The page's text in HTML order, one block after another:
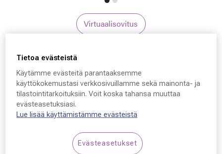
Virtuaalisovitus
Vasuma
Vasuma Nubian, N11 47
- 21 - 145
149,50 €
Hinta alennettuAlennettu hinta
Alin hinta 30 päivän aikana ennen alennusta: 299,00 €
Tietoa evästeistä
Käytämme evästeitä parantaaksemme
käyttökokemustasi verkkosivuillamme sekä mainonta- ja
tilastointitarkoituksiin. Voit koska tahansa muuttaa
evästeasetuksiasi.
Lue lisää käyttämistämme evästeistä
Evästeasetukset